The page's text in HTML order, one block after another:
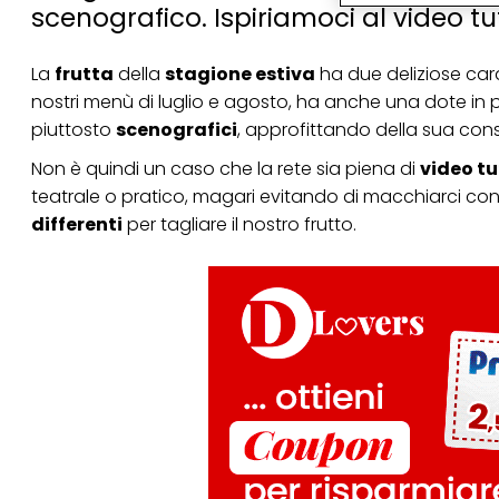
scenografico. Ispiriamoci al video
La frutta della stagione estiva ha due deliziose
nostri menù di luglio e agosto, ha anche una dote in
piuttosto scenografici, approfittando della sua
Non è quindi un caso che la rete sia piena di video
teatrale o pratico, magari evitando di macchiarci
differenti per tagliare il nostro frutto.
identificati) su
misurare e
Puoi trovare
collegata nel piè di
qualsiasi momento
collegata nel piè
"modifica" di
Se fai clic su
necessari per